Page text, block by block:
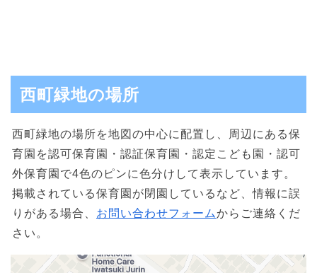
西町緑地の場所
西町緑地の場所を地図の中心に配置し、周辺にある保
育園を認可保育園・認証保育園・認定こども園・認可
外保育園で4色のピンに色分けして表示しています。
掲載されている保育園が閉園しているなど、情報に誤
りがある場合、 お問い合わせフォームからご連絡くだ
さい。